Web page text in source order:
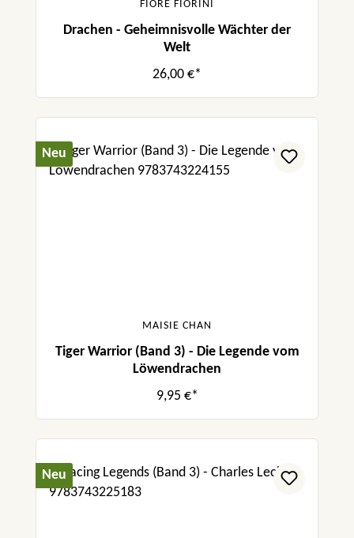
FIORE FIORINI
Drachen - Geheimnisvolle Wächter der
Welt
26,00 €*
Neu
MAISIE CHAN
Tiger Warrior (Band 3) - Die Legende vom
Löwendrachen
9,95 €*
Neu